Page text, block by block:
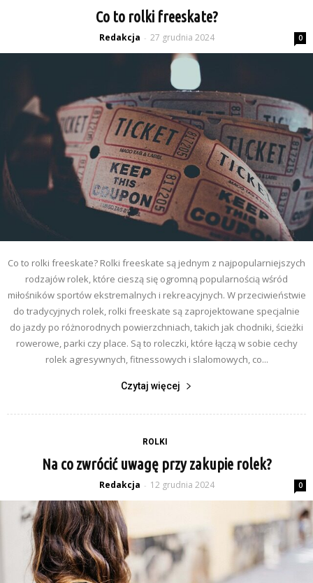
Co to rolki freeskate?
Redakcja - 27 grudnia 2024 0
Co to rolki freeskate? Rolki freeskate są jednym z najpopularniejszych
rodzajów rolek, które cieszą się ogromną popularnością wśród
miłośników sportów ekstremalnych i rekreacyjnych. W przeciwieństwie
do tradycyjnych rolek, rolki freeskate są zaprojektowane specjalnie
do jazdy po różnorodnych powierzchniach, takich jak chodniki, ścieżki
rowerowe, parki czy place. Są to roleczki, które łączą w sobie cechy
rolek agresywnych, fitnessowych i slalomowych, co...
Czytaj więcej
ROLKI
Na co zwrócić uwagę przy zakupie rolek?
Redakcja - 12 grudnia 2024 0